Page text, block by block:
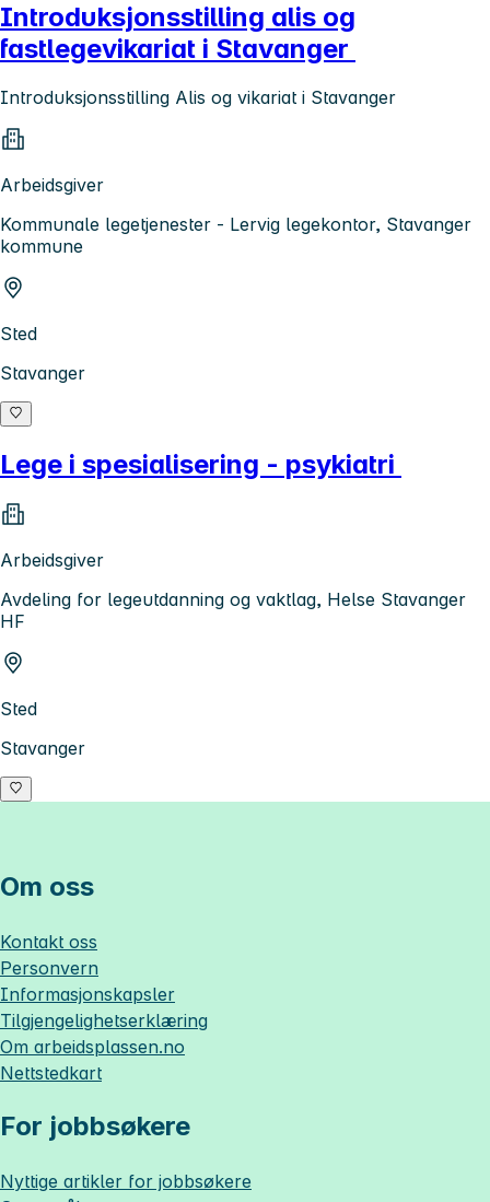
Introduksjonsstilling alis og
fastlegevikariat i Stavanger
Introduksjonsstilling Alis og vikariat i Stavanger
Arbeidsgiver
Kommunale legetjenester - Lervig legekontor, Stavanger
kommune
Sted
Stavanger
Lege i spesialisering - psykiatri
Arbeidsgiver
Avdeling for legeutdanning og vaktlag, Helse Stavanger
HF
Sted
Stavanger
Om oss
Kontakt oss
Personvern
Informasjonskapsler
Tilgjengelighetserklæring
Om arbeidsplassen.no
Nettstedkart
For jobbsøkere
Nyttige artikler for jobbsøkere